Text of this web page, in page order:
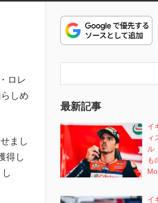
ロレ
しめ
まし
得し
最新記事
イ
ィ
ル
も
イ